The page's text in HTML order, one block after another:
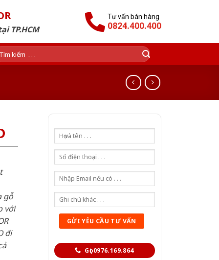
TP.HCM
Tư vấn bán hàng
0824.400.400
Gọi 0976.169.864
gỗ
với
đi